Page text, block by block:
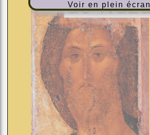
Voir en plein écran